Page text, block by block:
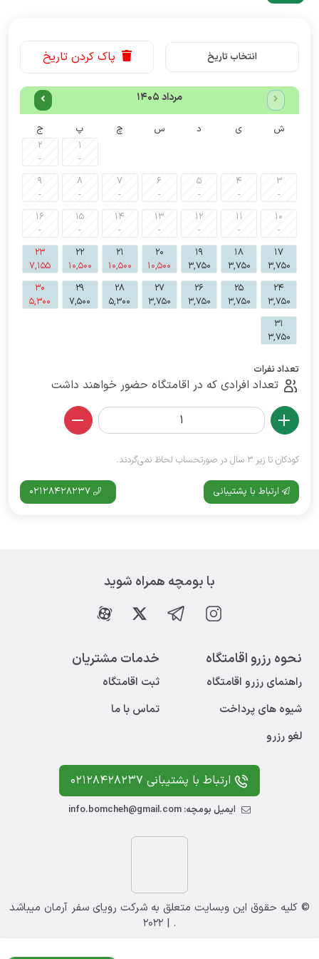
انتخاب تاریخ پاک کردن تاریخ
مرداد 1405
ش ی د س چ پ
ج
1
-
2
-
3
-
4
-
5
-
6
-
7
-
8
-
9
-
10
-
11
-
12
-
13
-
14
-
15
-
16
-
17
3,750
18
3,750
19
3,750
20
10,500
21
10,500
22
10,500
23
7,155
24
3,750
25
3,750
26
3,750
27
3,750
28
5,300
29
7,500
30
5,300
31
3,750
تعداد نفرات
تعداد افرادی که در اقامتگاه حضور خواهند داشت
کودکان تا زیر 3 سال در صورتحساب لحاظ نمی‌گردند.
ارتباط با پشتیبانی
با بومچه همراه شوید
نحوه رزرو اقامتگاه
راهنمای رزرو اقامتگاه
شیوه های پرداخت
لغو رزرو
خدمات مشتریان
ثبت اقامتگاه
تماس با ما
ارتباط با پشتیبانی 02128428237
ایمیل بومچه: info.bomcheh@gmail.com
© کلیه حقوق این وبسایت متعلق به شرکت رویای سفر آرمان میباشد
. | 2022